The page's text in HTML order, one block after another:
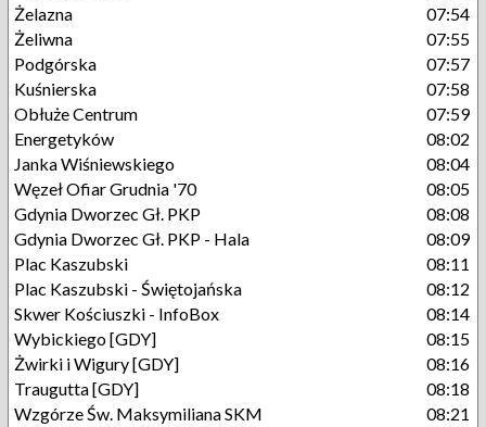
Żelazna
07:54
Żeliwna
07:55
Podgórska
07:57
Kuśnierska
07:58
Obłuże Centrum
07:59
Energetyków
08:02
Janka Wiśniewskiego
08:04
Węzeł Ofiar Grudnia '70
08:05
Gdynia Dworzec Gł. PKP
08:08
Gdynia Dworzec Gł. PKP - Hala
08:09
Plac Kaszubski
08:11
Plac Kaszubski - Świętojańska
08:12
Skwer Kościuszki - InfoBox
08:14
Wybickiego [GDY]
08:15
Żwirki i Wigury [GDY]
08:16
Traugutta [GDY]
08:18
Wzgórze Św. Maksymiliana SKM
08:21